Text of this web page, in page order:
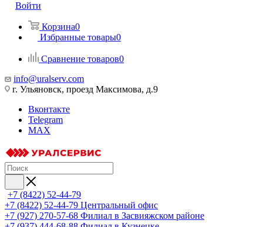
Войти
Корзина0
Избранные товары0
Сравнение товаров0
info@uralserv.com
г. Ульяновск, проезд Максимова, д.9
Вконтакте
Telegram
MAX
+7 (8422) 52-44-79
+7 (8422) 52-44-79 Центральный офис
+7 (927) 270-57-68 Филиал в Засвияжском районе